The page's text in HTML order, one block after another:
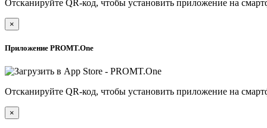
Отсканируйте QR-код, чтобы установить приложение на
×
Приложение PROMT.One
Отсканируйте QR-код, чтобы установить приложение на
×